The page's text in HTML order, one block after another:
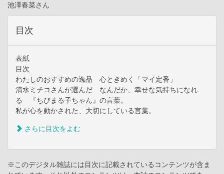
池澤春菜さん
目次
表紙
目次
わたしのおすすめの逸品 心ときめく「マイ定番」
清水ミチコさんが選んだ なんだか、幸せな気持ちになれ
る 『ちびまる子ちゃん』の言葉。
私が心を動かされた、大切にしている言葉。
さらに目次をよむ
※このデジタル雑誌には目次に記載されているコンテンツが含ま